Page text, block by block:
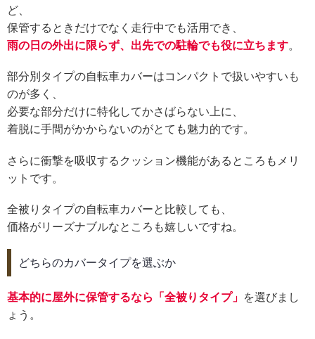
ど、
保管するときだけでなく走行中でも活用でき、
雨の日の外出に限らず、出先での駐輪でも役に立ちます。
部分別タイプの自転車カバーはコンパクトで扱いやすいも
のが多く、
必要な部分だけに特化してかさばらない上に、
着脱に手間がかからないのがとても魅力的です。
さらに衝撃を吸収するクッション機能があるところもメリ
ットです。
全被りタイプの自転車カバーと比較しても、
価格がリーズナブルなところも嬉しいですね。
どちらのカバータイプを選ぶか
基本的に屋外に保管するなら「全被りタイプ」 を選びまし
ょう。